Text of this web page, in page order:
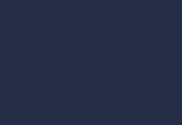
de los muslos en jinetes y